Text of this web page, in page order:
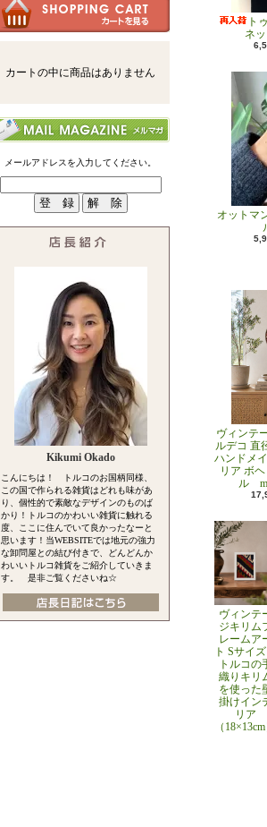
カートの中に商品はありません
メールアドレスを入力してください。
Kikumi Okado
こんにちは！ トルコのお国柄同様、
この国で作られる雑貨はどれも味があ
り、個性的で素敵なデザインのものば
かり！トルコのかわいい雑貨に触れる
度、ここに住んでいて良かったなーと
思います！当WEBSITEでは地元の強力
な卸問屋との結び付きで、どんどんか
わいいトルコ雑貨をご紹介していきま
す。 是非ご覧くださいね☆
ト
ネ
オットマ
ヴィンテ
ルデコ 直
ハンドメ
リア ボ
ル
ヴィンテ
ジキリム
レームア
ト Sサイズ
トルコの
織りキリ
を使った
掛けイン
リア
（